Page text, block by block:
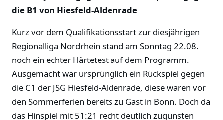
die B1 von Hiesfeld-Aldenrade
Kurz vor dem Qualifikationsstart zur diesjährigen
Regionalliga Nordrhein stand am Sonntag 22.08.
noch ein echter Härtetest auf dem Programm.
Ausgemacht war ursprünglich ein Rückspiel gegen
die C1 der JSG Hiesfeld-Aldenrade, diese waren vor
den Sommerferien bereits zu Gast in Bonn. Doch da
das Hinspiel mit 51:21 recht deutlich zugunsten